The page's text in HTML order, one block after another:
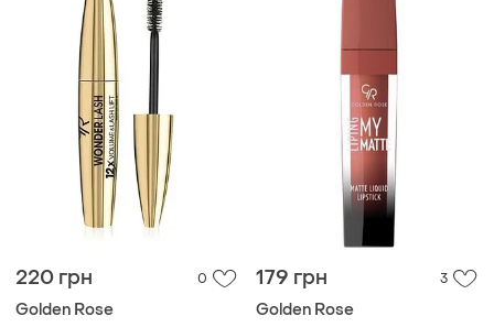
220 грн 0
Golden Rose
179 грн 3
Golden Rose